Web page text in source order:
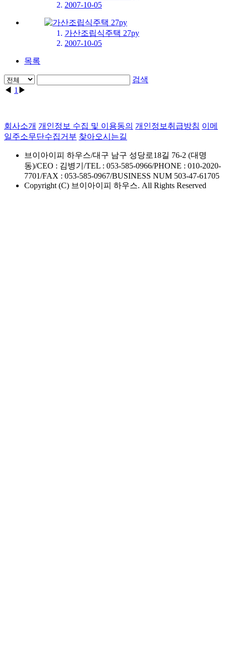
2007-10-05
가산조립식주택 27py
2007-10-05
목록
검색
◀ 1 ▶
회사소개 개인정보 수집 및 이용동의 개인정보취급방침 이메
일주소무단수집거부 찾아오시는길
브이아이피 하우스/대구 남구 성당로18길 76-2 (대명
동)/CEO : 김병기 /TEL : 053-585-0966/PHONE : 010-2020-
7701/FAX : 053-585-0967/BUSINESS NUM 503-47-61705
Copyright (C) 브이아이피 하우스. All Rights Reserved